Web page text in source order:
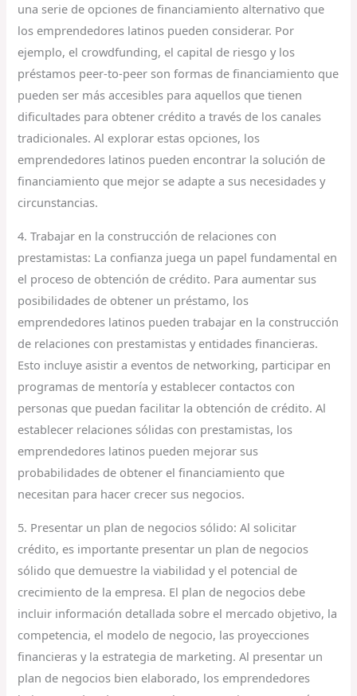
una serie de opciones de financiamiento alternativo que
los emprendedores latinos pueden considerar. Por
ejemplo, el crowdfunding, el capital de riesgo y los
préstamos peer-to-peer son formas de financiamiento que
pueden ser más accesibles para aquellos que tienen
dificultades para obtener crédito a través de los canales
tradicionales. Al explorar estas opciones, los
emprendedores latinos pueden encontrar la solución de
financiamiento que mejor se adapte a sus necesidades y
circunstancias.
4. Trabajar en la construcción de relaciones con
prestamistas: La confianza juega un papel fundamental en
el proceso de obtención de crédito. Para aumentar sus
posibilidades de obtener un préstamo, los
emprendedores latinos pueden trabajar en la construcción
de relaciones con prestamistas y entidades financieras.
Esto incluye asistir a eventos de networking, participar en
programas de mentoría y establecer contactos con
personas que puedan facilitar la obtención de crédito. Al
establecer relaciones sólidas con prestamistas, los
emprendedores latinos pueden mejorar sus
probabilidades de obtener el financiamiento que
necesitan para hacer crecer sus negocios.
5. Presentar un plan de negocios sólido: Al solicitar
crédito, es importante presentar un plan de negocios
sólido que demuestre la viabilidad y el potencial de
crecimiento de la empresa. El plan de negocios debe
incluir información detallada sobre el mercado objetivo, la
competencia, el modelo de negocio, las proyecciones
financieras y la estrategia de marketing. Al presentar un
plan de negocios bien elaborado, los emprendedores